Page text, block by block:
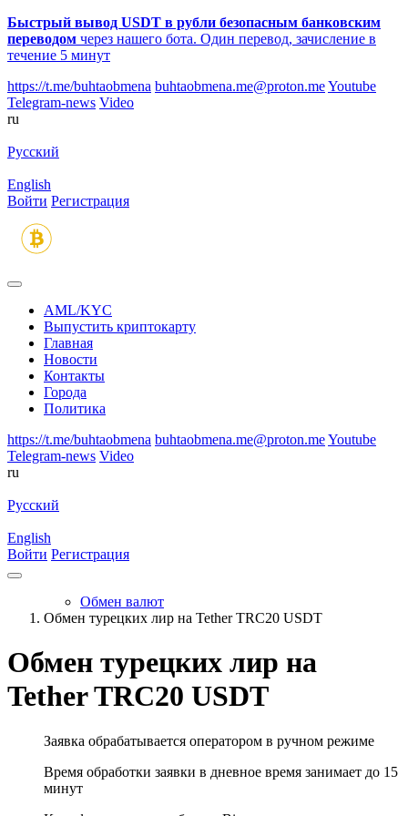
Быстрый вывод USDT в рубли безопасным банковским
переводом через нашего бота. Один перевод, зачисление в
течение 5 минут
https://t.me/buhtaobmena buhtaobmena.me@proton.meYoutube
Telegram-news Video
ru
Русский
English
Войти Регистрация
AML/KYC
Выпустить криптокарту
Главная
Новости
Контакты
Города
Политика
https://t.me/buhtaobmena buhtaobmena.me@proton.meYoutube
Telegram-news Video
ru
Русский
English
Войти Регистрация
Обмен валют
Обмен турецких лир на Tether TRC20 USDT
Обмен турецких лир на
Tether TRC20 USDT
Заявка обрабатывается оператором в ручном режиме
Время обработки заявки в дневное время занимает до 15
минут